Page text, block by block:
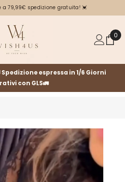
a 79,99€ spedizione gratuita! 💓
0
0
espressa in 1/6 Giorni
con GLS🚛